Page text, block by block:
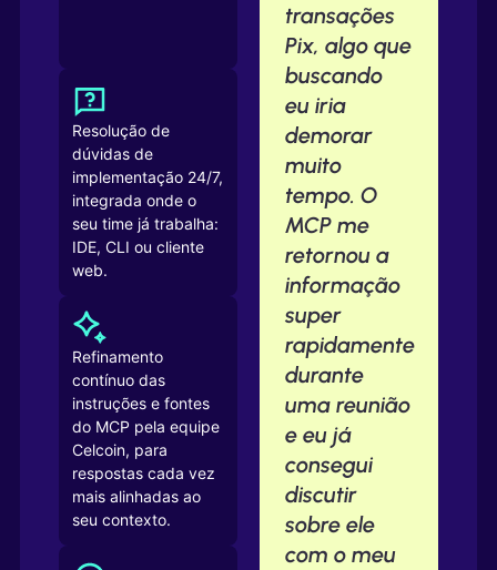
Resolução de
dúvidas de
implementação 24/7,
integrada onde o
seu time já trabalha:
IDE, CLI ou cliente
web.
Refinamento
contínuo das
instruções e fontes
do MCP pela equipe
Celcoin, para
respostas cada vez
mais alinhadas ao
seu contexto.
transações
Pix, algo que
buscando
eu iria
demorar
muito
tempo. O
MCP me
retornou a
informação
super
rapidamente
durante
uma reunião
e eu já
consegui
discutir
sobre ele
com o meu